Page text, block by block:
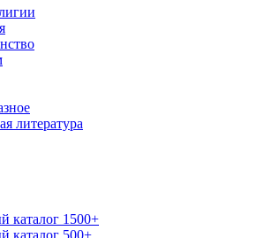
литература
каталог 1500+
каталог 500+